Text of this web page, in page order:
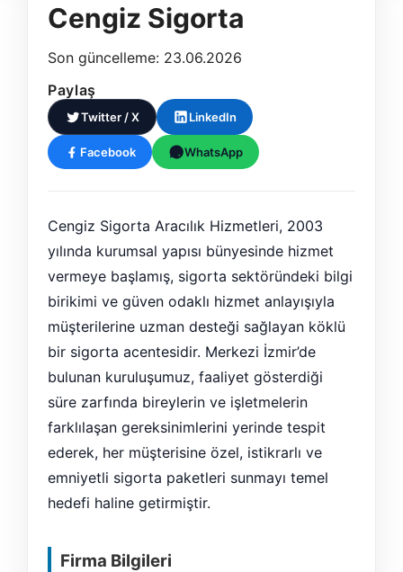
Cengiz Sigorta
Son güncelleme: 23.06.2026
Paylaş
Twitter / X LinkedIn
Facebook WhatsApp
Cengiz Sigorta Aracılık Hizmetleri, 2003
yılında kurumsal yapısı bünyesinde hizmet
vermeye başlamış, sigorta sektöründeki bilgi
birikimi ve güven odaklı hizmet anlayışıyla
müşterilerine uzman desteği sağlayan köklü
bir sigorta acentesidir. Merkezi İzmir’de
bulunan kuruluşumuz, faaliyet gösterdiği
süre zarfında bireylerin ve işletmelerin
farklılaşan gereksinimlerini yerinde tespit
ederek, her müşterisine özel, istikrarlı ve
emniyetli sigorta paketleri sunmayı temel
hedefi haline getirmiştir.
Firma Bilgileri